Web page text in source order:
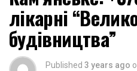
лікарні
будівництва”
Published 3 years ago